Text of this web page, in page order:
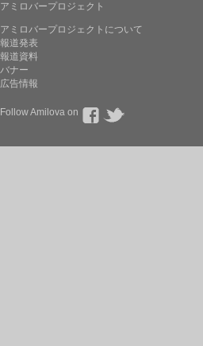
アミロバープロジェクト
アミロバープロジェクトについて
報道発表
報道資料
バナー
広告情報
Follow Amilova on